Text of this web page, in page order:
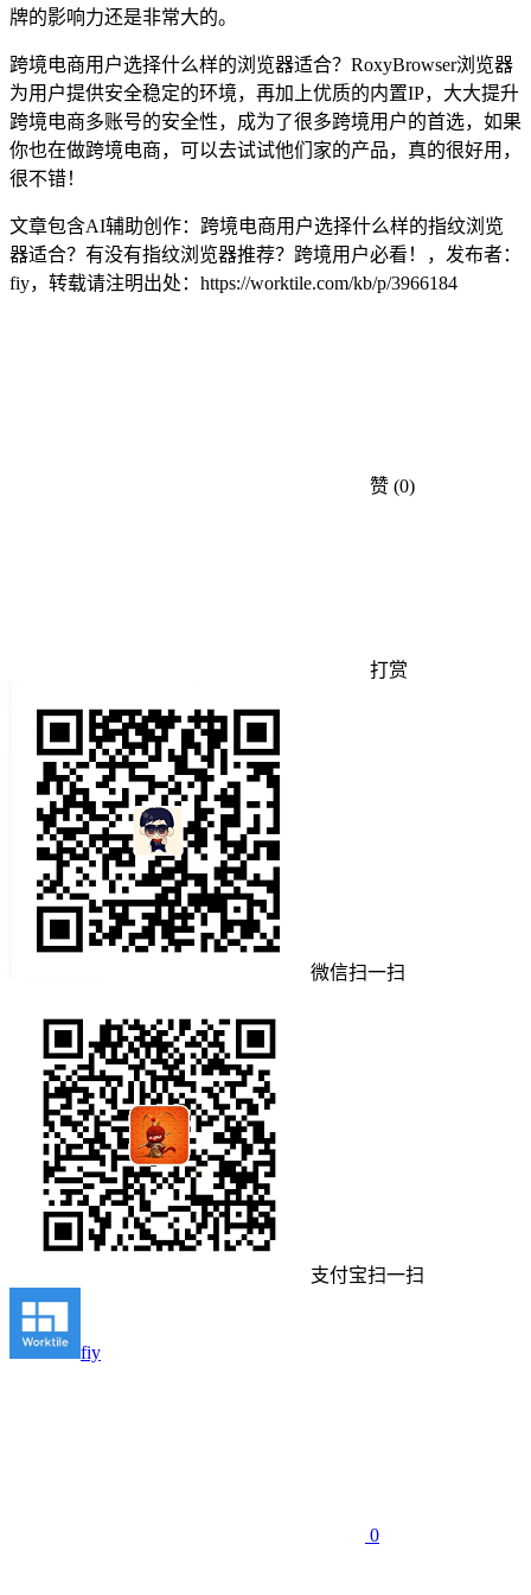
牌的影响力还是非常大的。
跨境电商用户选择什么样的浏览器适合？RoxyBrowser浏览器
为用户提供安全稳定的环境，再加上优质的内置IP，大大提升
跨境电商多账号的安全性，成为了很多跨境用户的首选，如果
你也在做跨境电商，可以去试试他们家的产品，真的很好用，
很不错！
文章包含AI辅助创作：跨境电商用户选择什么样的指纹浏览
器适合？有没有指纹浏览器推荐？跨境用户必看！，发布者：
fiy，转载请注明出处： https://worktile.com/kb/p/3966184
赞 (0)
打赏
微信扫一扫
支付宝扫一扫
fiy
0